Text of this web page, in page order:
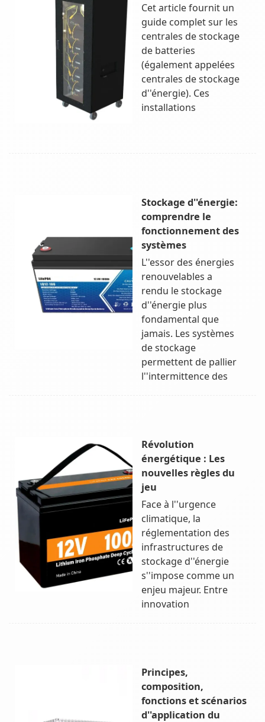
Cet article fournit un
guide complet sur les
centrales de stockage
de batteries
(également appelées
centrales de stockage
d''énergie). Ces
installations
Stockage d''énergie:
comprendre le
fonctionnement des
systèmes
L''essor des énergies
renouvelables a
rendu le stockage
d''énergie plus
fondamental que
jamais. Les systèmes
de stockage
permettent de pallier
l''intermittence des
Révolution
énergétique : Les
nouvelles règles du
jeu
Face à l''urgence
climatique, la
réglementation des
infrastructures de
stockage d''énergie
s''impose comme un
enjeu majeur. Entre
innovation
Principes,
composition,
fonctions et scénarios
d''application du